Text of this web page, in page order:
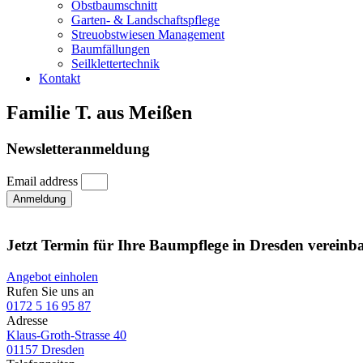
Obstbaumschnitt
Garten- & Landschaftspflege
Streuobstwiesen Management
Baumfällungen
Seilklettertechnik
Kontakt
Familie T. aus Meißen
Newsletteranmeldung
Email address
Anmeldung
Jetzt Termin für Ihre Baumpflege in Dresden
Angebot einholen
Rufen Sie uns an
0172 5 16 95 87
Adresse
Klaus-Groth-Strasse 40
01157 Dresden